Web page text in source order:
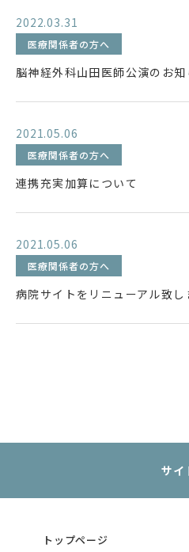
2022.03.31
医療関係者の方へ
脳神経外科山田医師公演のお知
2021.05.06
医療関係者の方へ
連携充実加算について
2021.05.06
医療関係者の方へ
病院サイトをリニューアル致し
サイ
トップページ